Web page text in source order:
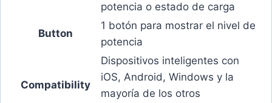
potencia o estado de carga
Button
1 botón para mostrar el nivel de
potencia
Compatibility
Dispositivos inteligentes con
iOS, Android, Windows y la
mayoría de los otros